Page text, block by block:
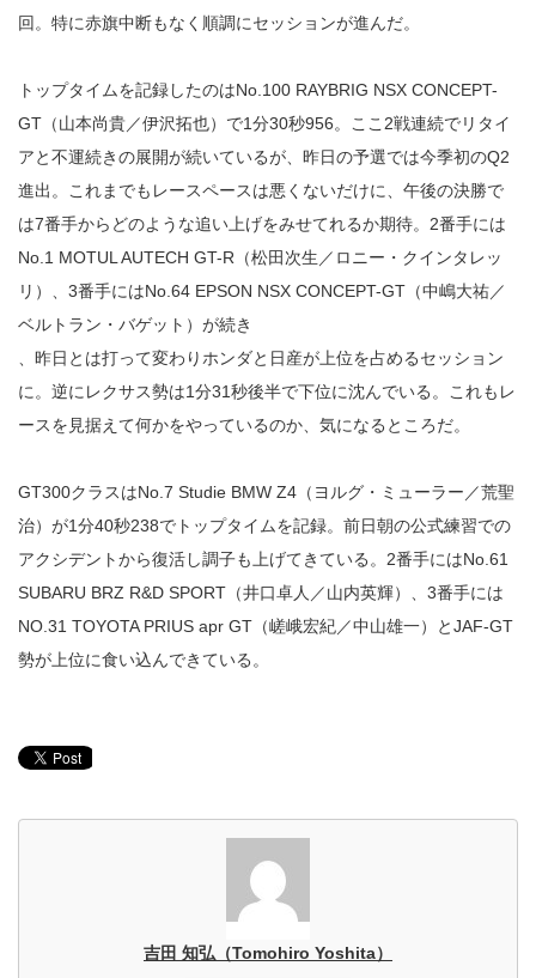
回。特に赤旗中断もなく順調にセッションが進んだ。
トップタイムを記録したのはNo.100 RAYBRIG NSX CONCEPT-
GT（山本尚貴／伊沢拓也）で1分30秒956。ここ2戦連続でリタイ
アと不運続きの展開が続いているが、昨日の予選では今季初のQ2
進出。これまでもレースペースは悪くないだけに、午後の決勝で
は7番手からどのような追い上げをみせてれるか期待。2番手には
No.1 MOTUL AUTECH GT-R（松田次生／ロニー・クインタレッ
リ）、3番手にはNo.64 EPSON NSX CONCEPT-GT（中嶋大祐／
ベルトラン・バゲット）が続き
、昨日とは打って変わりホンダと日産が上位を占めるセッション
に。逆にレクサス勢は1分31秒後半で下位に沈んでいる。これもレ
ースを見据えて何かをやっているのか、気になるところだ。
GT300クラスはNo.7 Studie BMW Z4（ヨルグ・ミューラー／荒聖
治）が1分40秒238でトップタイムを記録。前日朝の公式練習での
アクシデントから復活し調子も上げてきている。2番手にはNo.61
SUBARU BRZ R&D SPORT（井口卓人／山内英輝）、3番手には
NO.31 TOYOTA PRIUS apr GT（嵯峨宏紀／中山雄一）とJAF-GT
勢が上位に食い込んできている。
吉田 知弘（Tomohiro Yoshita）